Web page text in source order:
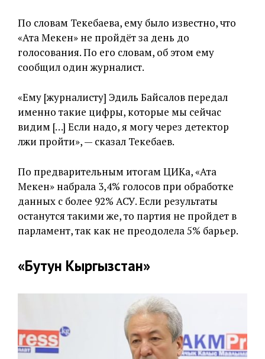
По словам Текебаева, ему было известно, что
«Ата Мекен» не пройдёт за день до
голосования. По его словам, об этом ему
сообщил один журналист.
«Ему [журналисту] Эдиль Байсалов передал
именно такие цифры, которые мы сейчас
видим […] Если надо, я могу через детектор
лжи пройти», — сказал Текебаев.
По предварительным итогам ЦИКа, «Ата
Мекен» набрала 3,4% голосов при обработке
данных с более 92% АСУ. Если результаты
останутся такими же, то партия не пройдет в
парламент, так как не преодолела 5% барьер.
«Бутун Кыргызстан»